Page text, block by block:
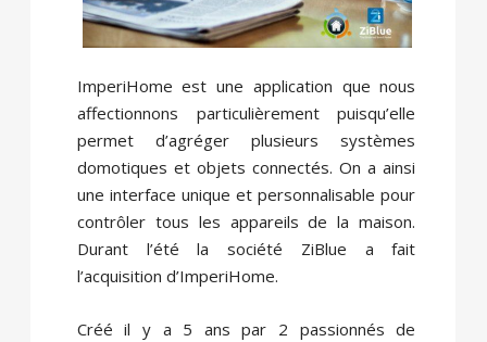
ImperiHome est une application que nous
affectionnons particulièrement puisqu’elle
permet d’agréger plusieurs systèmes
domotiques et objets connectés. On a ainsi
une interface unique et personnalisable pour
contrôler tous les appareils de la maison.
Durant l’été la société ZiBlue a fait
l’acquisition d’ImperiHome.
Créé il y a 5 ans par 2 passionnés de